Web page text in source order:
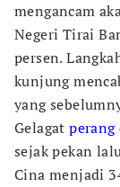
mengancam
Negeri Tirai
persen.
kunjung
yang
Gelagatperang
sejak pekan
Cina menjadi